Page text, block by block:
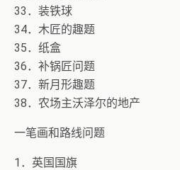
33．装铁球
34．木匠的趣题
35．纸盒
36．补锅匠问题
37．新月形趣题
38．农场主沃泽尔的地产
一笔画和路线问题
1．英国国旗